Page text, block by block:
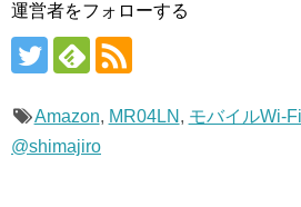
運営者をフォローする
Amazon, MR04LN , モバイルWi-
@shimajiro